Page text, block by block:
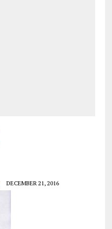
DECEMBER 21, 2016